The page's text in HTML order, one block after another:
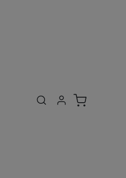
Uživatelská
Přihlásit se
Košík